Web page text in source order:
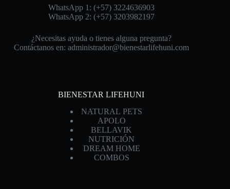
WhatsApp 1: (+57) 3224636903
WhatsApp 2: (+57) 3203982197
¿Necesitas ayuda o tienes alguna pregunta?
Contáctanos en: administrador@bienestarlifehuni.com
BIENESTAR LIFEHUNI
NATURAL PETS
APOLO
BELLAVIK
NUTRICIÓN
DREAM HOME
COMBOS